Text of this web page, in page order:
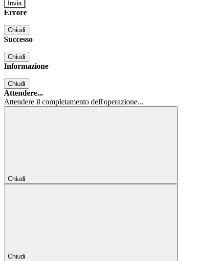
Errore
Chiudi
Successo
Chiudi
Informazione
Chiudi
Attendere...
Attendere il completamento dell'operazione...
Chiudi
Chiudi